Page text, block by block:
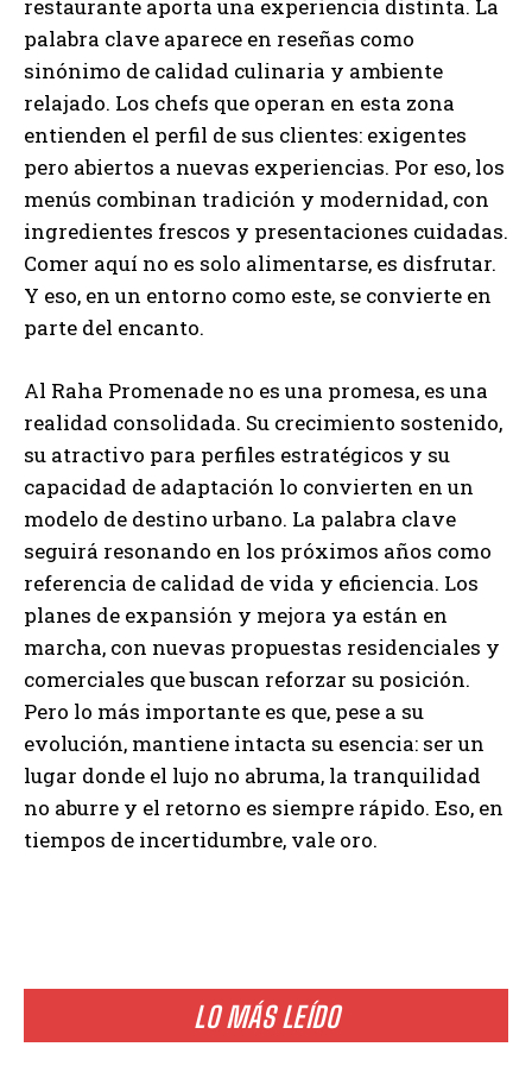
LO MÁS LEÍDO
restaurante aporta una experiencia distinta. La
palabra clave aparece en reseñas como
sinónimo de calidad culinaria y ambiente
relajado. Los chefs que operan en esta zona
entienden el perfil de sus clientes: exigentes
pero abiertos a nuevas experiencias. Por eso, los
menús combinan tradición y modernidad, con
ingredientes frescos y presentaciones cuidadas.
Comer aquí no es solo alimentarse, es disfrutar.
Y eso, en un entorno como este, se convierte en
parte del encanto.
Al Raha Promenade no es una promesa, es una
realidad consolidada. Su crecimiento sostenido,
su atractivo para perfiles estratégicos y su
capacidad de adaptación lo convierten en un
modelo de destino urbano. La palabra clave
seguirá resonando en los próximos años como
referencia de calidad de vida y eficiencia. Los
planes de expansión y mejora ya están en
marcha, con nuevas propuestas residenciales y
comerciales que buscan reforzar su posición.
Pero lo más importante es que, pese a su
evolución, mantiene intacta su esencia: ser un
lugar donde el lujo no abruma, la tranquilidad
no aburre y el retorno es siempre rápido. Eso, en
tiempos de incertidumbre, vale oro.